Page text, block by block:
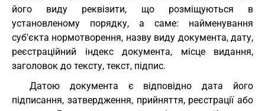
його виду реквізити, що розміщуються в
установленому порядку, а саме: найменування
суб'єкта нормотворення, назву виду документа, дату,
реєстраційний індекс документа, місце видання,
заголовок до тексту, текст, підпис.
Датою документа є відповідно дата його
підписання, затвердження, прийняття, реєстрації або